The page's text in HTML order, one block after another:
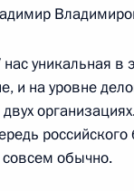
алмазной
Нью-Дели
нас уникальная
и на уровне
совсем обычно.